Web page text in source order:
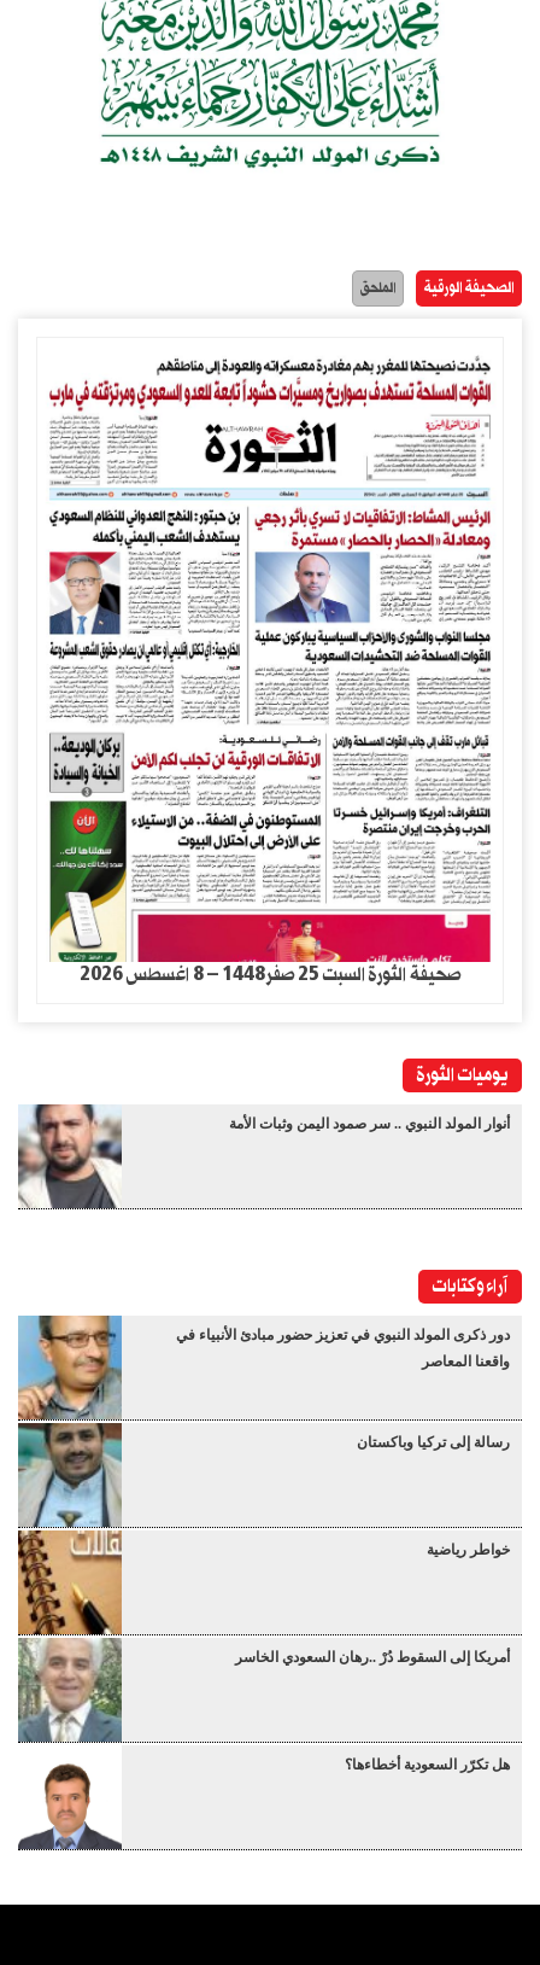
الصحيفة الورقية الملحق
صحيفة الثورة السبت 25 صفر1448 – 8 اغسطس 2026
يوميات الثورة
أنوار المولد النبوي .. سر صمود اليمن وثبات الأمة
آراء وكتابات
دور ذكرى المولد النبوي في تعزيز حضور مبادئ الأنبياء في
واقعنا المعاصر
رسالة إلى تركيا وباكستان
خواطر رياضية
أمريكا إلى السقوط دُرْ ..رهان السعودي الخاسر
هل تكرّر السعودية أخطاءها؟